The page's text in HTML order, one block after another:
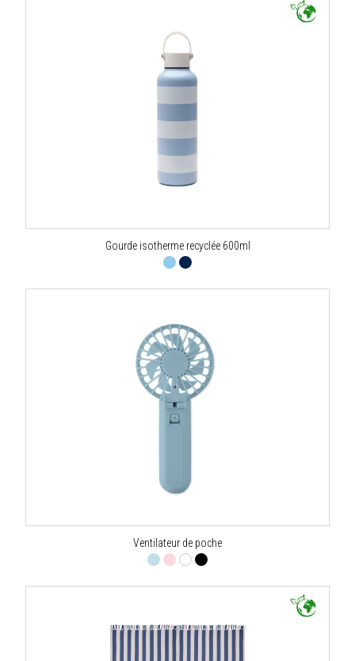
Gourde isotherme recyclée 600ml
Ventilateur de poche